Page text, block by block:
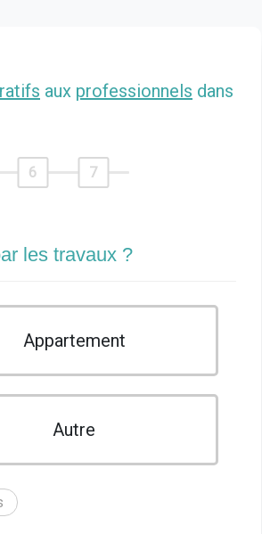
aux professionnels dans
6 7
les travaux ?
Appartement
Autre